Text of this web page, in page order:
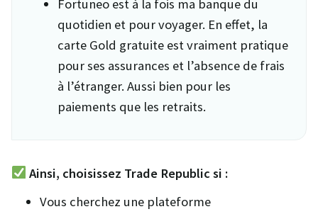
Fortuneo est à la fois ma banque du
quotidien et pour voyager. En effet, la
carte Gold gratuite est vraiment pratique
pour ses assurances et l’absence de frais
à l’étranger. Aussi bien pour les
paiements que les retraits.
Ainsi, choisissez Trade Republic si :
Vous cherchez une plateforme